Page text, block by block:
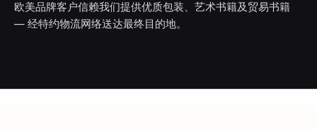
欧美品牌客户信赖我们提供优质包装、艺术书籍及贸易书籍
— 经特约物流网络送达最终目的地。